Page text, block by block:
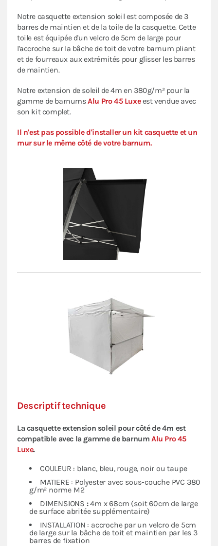
Notre casquette extension soleil est composée de 3
barres de maintien et de la toile de la casquette. Cette
toile est équipée d'un velcro de 5cm de large pour
l'accroche sur la bâche de toit de votre barnum pliant
et de fourreaux aux extrémités pour glisser les barres
de maintien.
Notre extension de soleil de 4m en 380g/m² pour la
gamme de barnumsAlu Pro 45 Luxeest vendue avec
son kit complet.
Il n'est pas possible d'installer un kit casquette et un
mur sur le même côté de votre barnum.
Descriptif technique
La casquette extension soleil pour côté de 4m est
compatible avec la gamme de barnumAlu Pro 45
Luxe.
COULEUR : blanc, bleu, rouge, noir ou taupe
MATIERE : Polyester avec sous-couche PVC 380
g/m² norme M2
DIMENSIONS :4m x 68cm (soit 60cm de large
de surface abritée supplémentaire)
INSTALLATION : accroche par un velcro de 5cm
de large sur la bâche de toit et maintien par les 3
barres de fixation